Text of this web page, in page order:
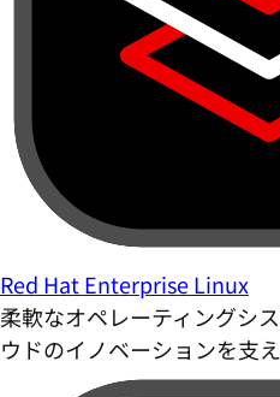
Red Hat Enterprise Linux
柔軟なオペレーティングシ
ウドのイノベーションを支え